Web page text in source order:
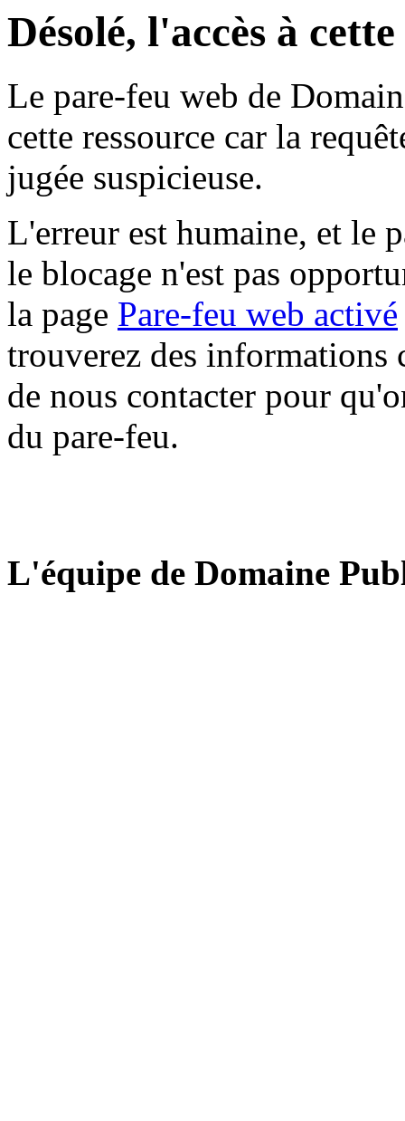
Désolé, l'accès à
Le pare-feu web de
cette ressource car la
jugée suspicieuse.
L'erreur est humaine, et le
le blocage n'est pas
la page Pare-feu web activé
trouverez des informations
de nous contacter pour
du pare-feu.
L'équipe de Domaine